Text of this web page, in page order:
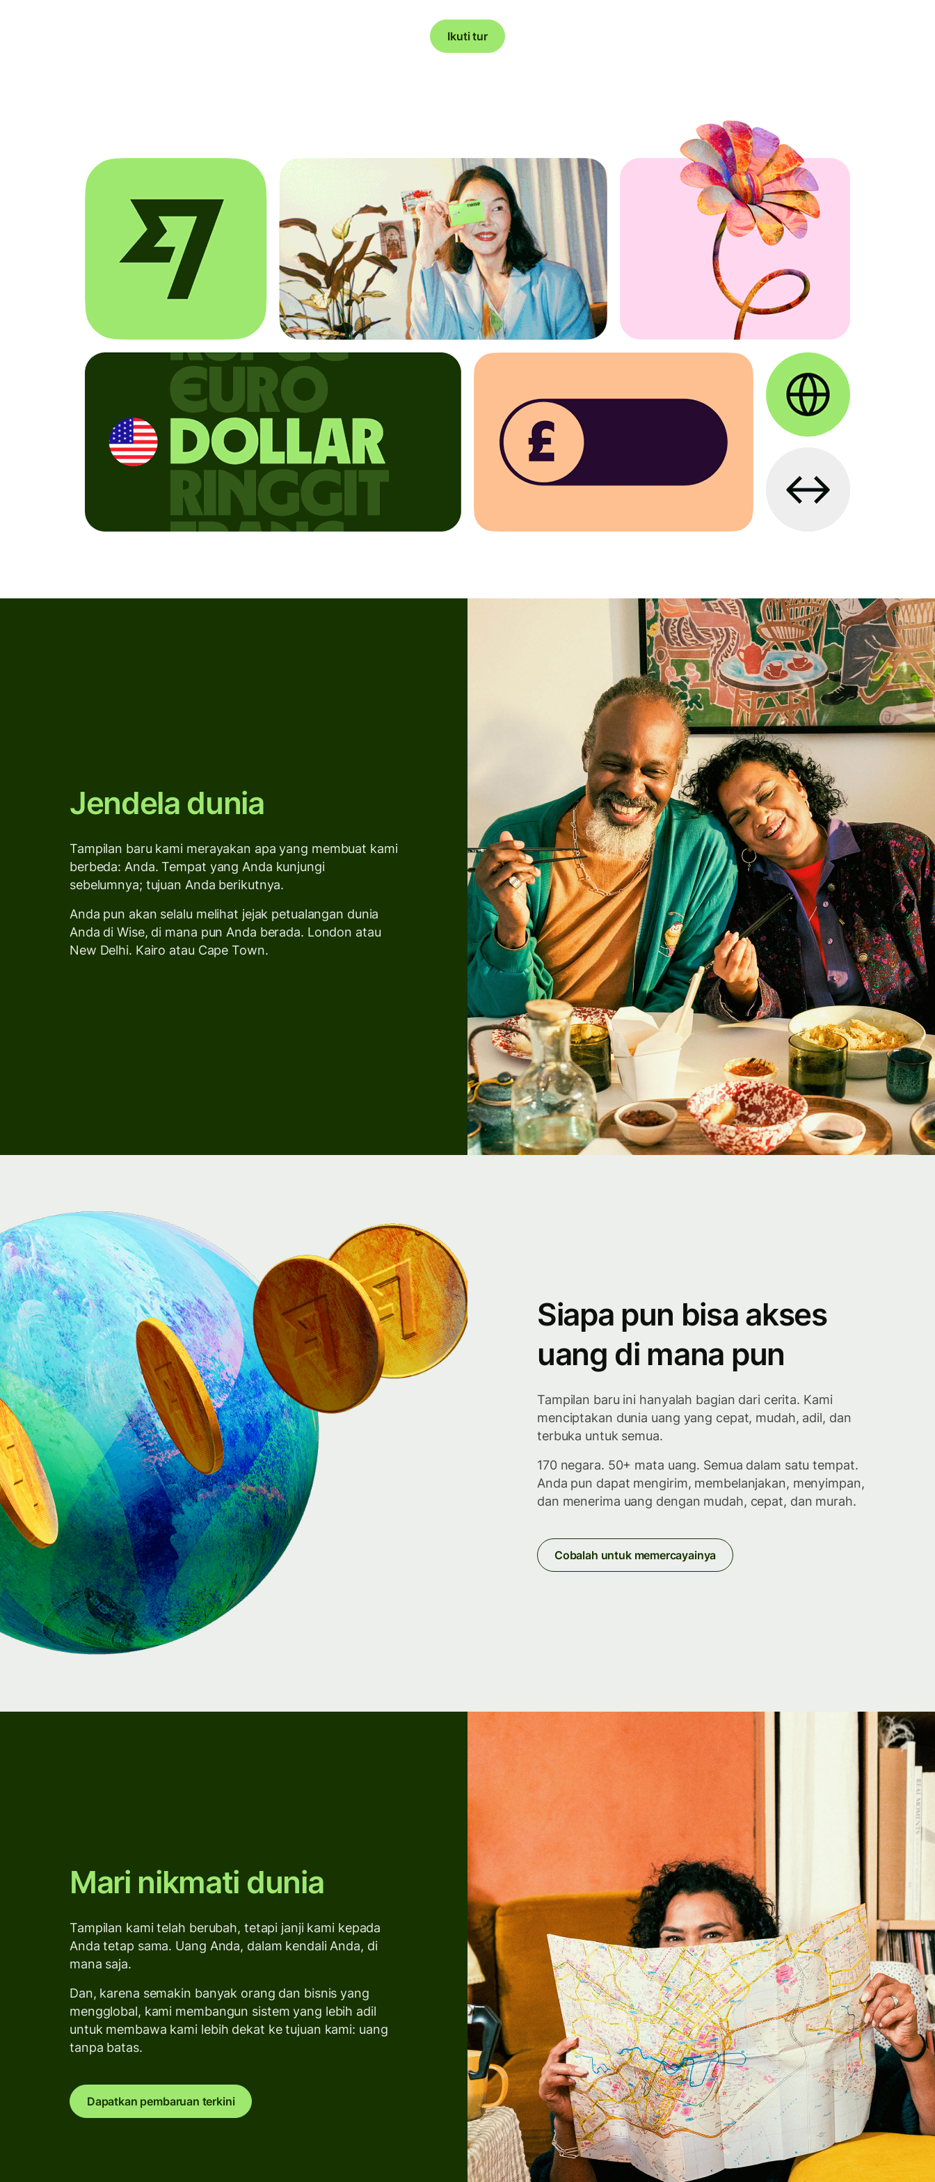
Ikuti tur
Jendela dunia
Tampilan baru kami merayakan apa yang membuat kami
berbeda: Anda. Tempat yang Anda kunjungi
sebelumnya; tujuan Anda berikutnya.
Anda pun akan selalu melihat jejak petualangan dunia
Anda di Wise, di mana pun Anda berada. London atau
New Delhi. Kairo atau Cape Town.
Siapa pun bisa akses
uang di mana pun
Tampilan baru ini hanyalah bagian dari cerita. Kami
menciptakan dunia uang yang cepat, mudah, adil, dan
terbuka untuk semua.
170 negara. 50+ mata uang. Semua dalam satu tempat.
Anda pun dapat mengirim, membelanjakan, menyimpan,
dan menerima uang dengan mudah, cepat, dan murah.
Cobalah untuk memercayainya
Mari nikmati dunia
Tampilan kami telah berubah, tetapi janji kami kepada
Anda tetap sama. Uang Anda, dalam kendali Anda, di
mana saja.
Dan, karena semakin banyak orang dan bisnis yang
mengglobal, kami membangun sistem yang lebih adil
untuk membawa kami lebih dekat ke tujuan kami: uang
tanpa batas.
Dapatkan pembaruan terkini